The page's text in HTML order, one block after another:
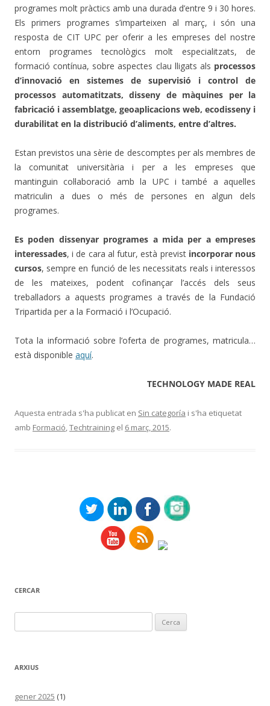
programes molt pràctics amb una durada d’entre 9 i 30 hores.
Els primers programes s’imparteixen al març, i són una
resposta de CIT UPC per oferir a les empreses del nostre
entorn programes tecnològics molt especialitzats, de
formació contínua, sobre aspectes clau lligats als processos
d’innovació en sistemes de supervisió i control de
processos automatitzats, disseny de màquines per la
fabricació i assemblatge, geoaplicacions web, ecodisseny i
durabilitat en la distribució d’aliments, entre d’altres.
Estan previstos una sèrie de descomptes per als membres de
la comunitat universitària i per a les empreses que
mantinguin col·laboració amb la UPC i també a aquelles
matriculin a dues o més de persones en algun dels
programes.
Es poden dissenyar programes a mida per a empreses
interessades, i de cara al futur, està previst incorporar nous
cursos, sempre en funció de les necessitats reals i interessos
de les mateixes, podent cofinançar l’accés dels seus
treballadors a aquests programes a través de la Fundació
Tripartida per a la Formació i l’Ocupació.
Tota la informació sobre l’oferta de programes, matricula…
està disponible aquí.
TECHNOLOGY MADE REAL
Aquesta entrada s'ha publicat en Sin categoría i s'ha etiquetat
amb Formació,Techtraining el 6 març, 2015.
CERCAR
ARXIUS
gener 2025 (1)